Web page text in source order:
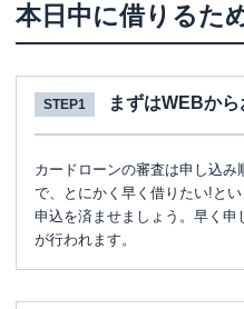
本日中に借りるた
STEP1 まずはWEBか
カードローンの審査は申し込み
で、とにかく早く借りたい!と
申込を済ませましょう。早く申
が行われます。